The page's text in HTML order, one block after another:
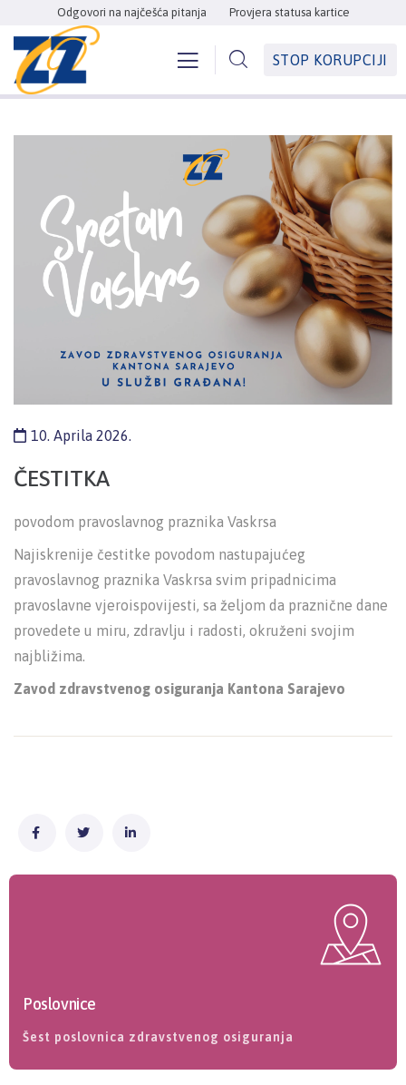
Odgovori na najčešća pitanja Provjera statusa kartice
STOP KORUPCIJI
10. Aprila 2026.
ČESTITKA
povodom pravoslavnog praznika Vaskrsa
Najiskrenije čestitke povodom nastupajućeg
pravoslavnog praznika Vaskrsa svim pripadnicima
pravoslavne vjeroispovijesti, sa željom da praznične dane
provedete u miru, zdravlju i radosti, okruženi svojim
najbližima.
Zavod zdravstvenog osiguranja Kantona Sarajevo
Poslovnice
Šest poslovnica zdravstvenog osiguranja